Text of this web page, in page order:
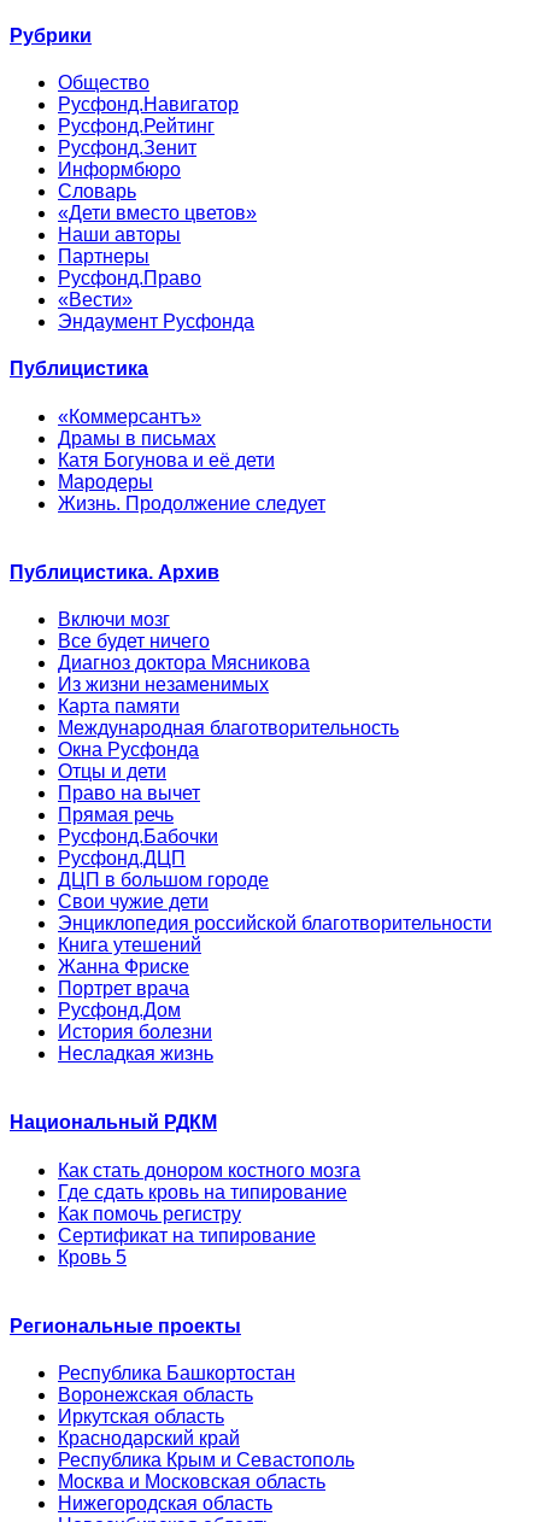
Рубрики
Общество
Русфонд.Навигатор
Русфонд.Рейтинг
Русфонд.Зенит
Информбюро
Словарь
«Дети вместо цветов»
Наши авторы
Партнеры
Русфонд.Право
«Вести»
Эндаумент Русфонда
Публицистика
«Коммерсантъ»
Драмы в письмах
Катя Богунова и её дети
Мародеры
Жизнь. Продолжение следует
Публицистика. Архив
Включи мозг
Все будет ничего
Диагноз доктора Мясникова
Из жизни незаменимых
Карта памяти
Международная благотворительность
Окна Русфонда
Отцы и дети
Право на вычет
Прямая речь
Русфонд.Бабочки
Русфонд.ДЦП
ДЦП в большом городе
Свои чужие дети
Энциклопедия российской благотворительности
Книга утешений
Жанна Фриске
Портрет врача
Русфонд.Дом
История болезни
Несладкая жизнь
Национальный РДКМ
Как стать донором костного мозга
Где сдать кровь на типирование
Как помочь регистру
Сертификат на типирование
Кровь 5
Региональные проекты
Республика Башкортостан
Воронежская область
Иркутская область
Краснодарский край
Республика Крым и Севастополь
Москва и Московская область
Нижегородская область